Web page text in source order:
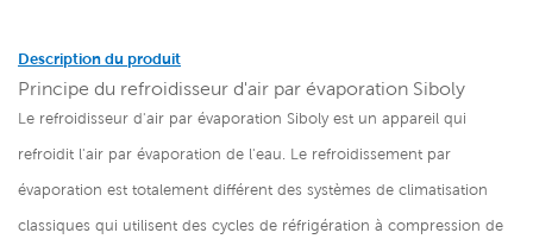
Description du produit
Principe du refroidisseur d'air par évaporation Siboly
Le refroidisseur d'air par évaporation Siboly est un appareil qui
refroidit l'air par évaporation de l'eau. Le refroidissement par
évaporation est totalement différent des systèmes de climatisation
classiques qui utilisent des cycles de réfrigération à compression de